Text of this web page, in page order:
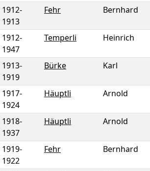
1912-
1913
Fehr Bernhard
1912-
1947
Temperli Heinrich
1913-
1919
Bürke Karl
1917-
1924
Häuptli Arnold
1918-
1937
Häuptli Arnold
1919-
1922
Fehr Bernhard